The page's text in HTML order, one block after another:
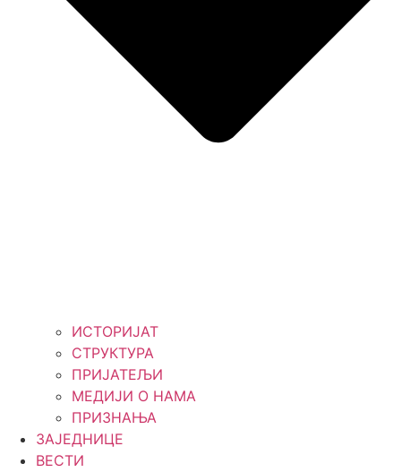
ИСТОРИЈАТ
СТРУКТУРА
ПРИЈАТЕЉИ
МЕДИЈИ О НАМА
ПРИЗНАЊА
ЗАЈЕДНИЦЕ
ВЕСТИ